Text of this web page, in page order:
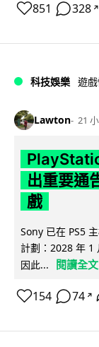
851 328 ↗
科技娛樂 遊
Lawton 21
出重要通
戲
Sony 已在 PS5
計劃：2028 年 1
因此...
閱讀全文
154 74 ↗